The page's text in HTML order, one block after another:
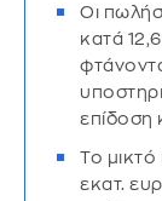
Οι
κατά
επίδοση
Το μικτό
εκατ.